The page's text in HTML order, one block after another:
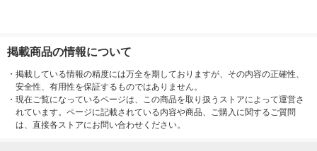
掲載商品の情報について
・ 掲載している情報の精度には万全を期しておりますが、その内容の正確性、
安全性、有用性を保証するものではありません。
・ 現在ご覧になっているページは、この商品を取り扱うストアによって運営さ
れています。ページに記載されている内容や商品、ご購入に関するご質問
は、直接各ストアにお問い合わせください。